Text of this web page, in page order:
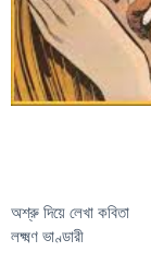
অশ্রু দিয়ে লেখা কবিতা
লক্ষ্মণ ভাণ্ডারী